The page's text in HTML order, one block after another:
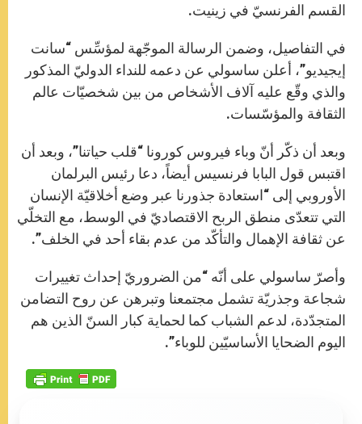
القسم الفرنسيّ في زينيت.
في التفاصيل، وضمن الرسالة الموجّهة لمؤسِّس “سانت
إيجيديو”، أعلن ساسولي عن دعمه للنداء الدوليّ المذكور
والذي وقّع عليه آلاف الأشخاص من بين شخصيّات عالم
الثقافة والمؤسّسات.
وبعد أن ذكّر أنّ وباء فيروس كورونا “قلب حياتنا”، وبعد أن
اقتبس قول البابا فرنسيس أيضاً، دعا رئيس البرلمان
الأوروبي إلى “استعادة جذورنا عبر وضع أخلاقيّة الإنسان
التي تتعدّى منطق الربح الاقتصاديّ في الوسط، مع التخلّي
عن ثقافة الإهمال والتأكّد من عدم بقاء أحد في الخلف”.
وأصرّ ساسولي على أنّه “من الضروريّ إحداث تغييرات
شجاعة وجذريّة تشمل مجتمعنا وتبرهن عن روح التضامن
المتجدّدة، لدعم الشباب كما لحماية كبار السنّ الذين هم
اليوم الضحايا الأساسيّين للوباء”.